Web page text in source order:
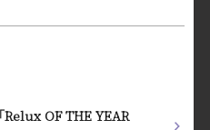
OF THE YEAR